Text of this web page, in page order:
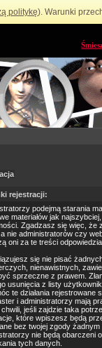
politykę). Warunki
rejestracji:
podejmą starania
materiałów jak
Zgadzasz się więc, że
nie administratorów czy
oni za te treści
się nie pisać
nienawistnych,
sprzeczne z prawem.
usunięcia z listy
te działania
i administratorzy mają
chwili, jeśli zajdzie taka
które wpiszesz będą
bez twojej zgody
nie będą obarczeni
tych danych.